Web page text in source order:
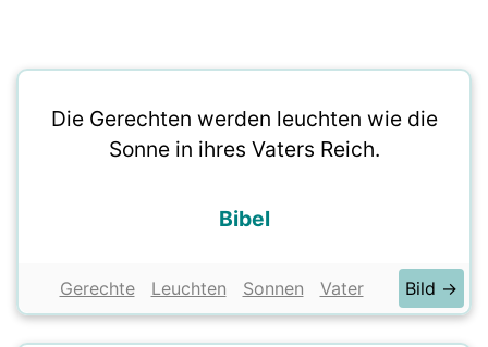
Die Gerechten werden leuchten wie die
Sonne in ihres Vaters Reich.
Bibel
Gerechte Leuchten Sonnen Vater Bild →